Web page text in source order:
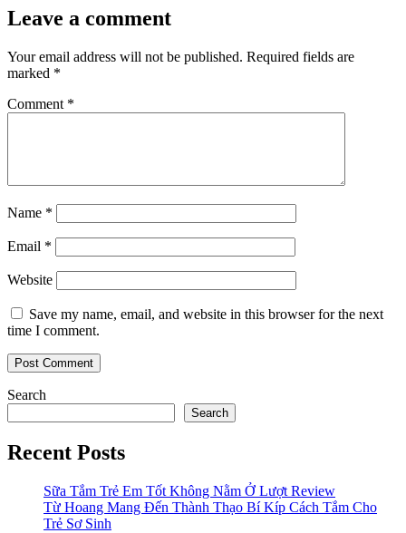
Leave a comment
Your email address will not be published. Required fields are
marked *
Comment *
Name *
Email *
Website
Save my name, email, and website in this browser for the next
time I comment.
Search
Search
Recent Posts
Sữa Tắm Trẻ Em Tốt Không Nằm Ở Lượt Review
Từ Hoang Mang Đến Thành Thạo Bí Kíp Cách Tắm Cho
Trẻ Sơ Sinh